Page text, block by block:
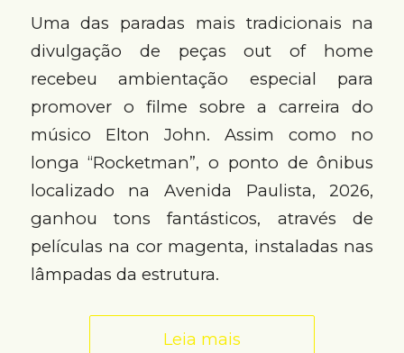
Uma das paradas mais tradicionais na
divulgação de peças out of home
recebeu ambientação especial para
promover o filme sobre a carreira do
músico Elton John. Assim como no
longa “Rocketman”, o ponto de ônibus
localizado na Avenida Paulista, 2026,
ganhou tons fantásticos, através de
películas na cor magenta, instaladas nas
lâmpadas da estrutura.
Leia mais